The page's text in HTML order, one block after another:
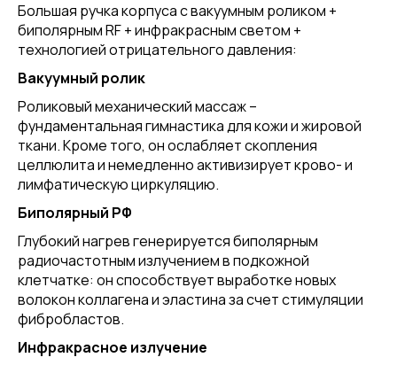
Большая ручка корпуса с вакуумным роликом +
биполярным RF + инфракрасным светом +
технологией отрицательного давления:
Вакуумный ролик
Роликовый механический массаж –
фундаментальная гимнастика для кожи и жировой
ткани. Кроме того, он ослабляет скопления
целлюлита и немедленно активизирует крово- и
лимфатическую циркуляцию.
Биполярный РФ
Глубокий нагрев генерируется биполярным
радиочастотным излучением в подкожной
клетчатке: он способствует выработке новых
волокон коллагена и эластина за счет стимуляции
фибробластов.
Инфракрасное излучение